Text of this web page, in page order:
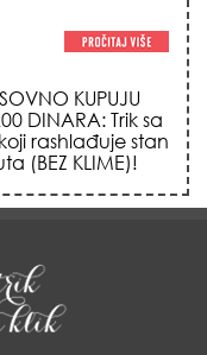
KUPUJU
DINARA: Trik sa
rashlađuje stan
(BEZ KLIME)!
Stari ritual
treba uraditi
Lava!